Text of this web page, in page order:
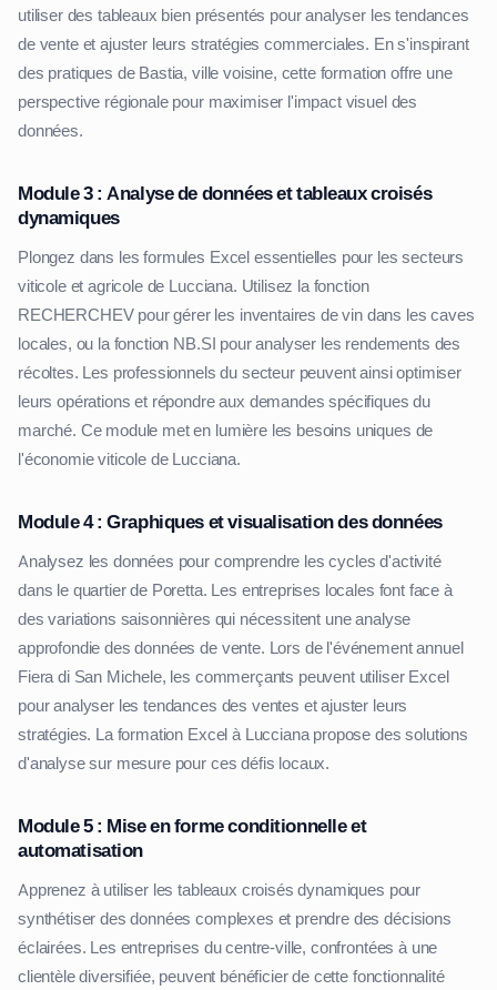
utiliser des tableaux bien présentés pour analyser les tendances
de vente et ajuster leurs stratégies commerciales. En s'inspirant
des pratiques de Bastia, ville voisine, cette formation offre une
perspective régionale pour maximiser l'impact visuel des
données.
Module 3 : Analyse de données et tableaux croisés
dynamiques
Plongez dans les formules Excel essentielles pour les secteurs
viticole et agricole de Lucciana. Utilisez la fonction
RECHERCHEV pour gérer les inventaires de vin dans les caves
locales, ou la fonction NB.SI pour analyser les rendements des
récoltes. Les professionnels du secteur peuvent ainsi optimiser
leurs opérations et répondre aux demandes spécifiques du
marché. Ce module met en lumière les besoins uniques de
l'économie viticole de Lucciana.
Module 4 : Graphiques et visualisation des données
Analysez les données pour comprendre les cycles d'activité
dans le quartier de Poretta. Les entreprises locales font face à
des variations saisonnières qui nécessitent une analyse
approfondie des données de vente. Lors de l'événement annuel
Fiera di San Michele, les commerçants peuvent utiliser Excel
pour analyser les tendances des ventes et ajuster leurs
stratégies. La formation Excel à Lucciana propose des solutions
d'analyse sur mesure pour ces défis locaux.
Module 5 : Mise en forme conditionnelle et
automatisation
Apprenez à utiliser les tableaux croisés dynamiques pour
synthétiser des données complexes et prendre des décisions
éclairées. Les entreprises du centre-ville, confrontées à une
clientèle diversifiée, peuvent bénéficier de cette fonctionnalité